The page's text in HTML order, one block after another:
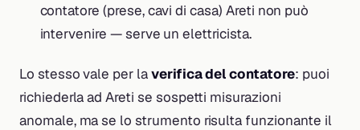
contatore (prese, cavi di casa) Areti non può
intervenire — serve un elettricista.
Lo stesso vale per laverifica del contatore: puoi
richiederla ad Areti se sospetti misurazioni
anomale, ma se lo strumento risulta funzionante il